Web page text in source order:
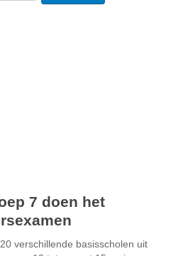
7 doen het
verschillende basisscholen uit